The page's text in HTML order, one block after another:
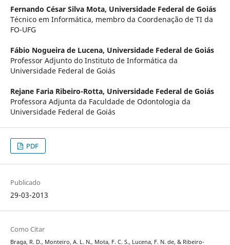
Fernando César Silva Mota, Universidade Federal de Goiás
Técnico em Informática, membro da Coordenação de TI da
FO-UFG
Fábio Nogueira de Lucena, Universidade Federal de Goiás
Professor Adjunto do Instituto de Informática da
Universidade Federal de Goiás
Rejane Faria Ribeiro-Rotta, Universidade Federal de Goiás
Professora Adjunta da Faculdade de Odontologia da
Universidade Federal de Goiás
PDF
Publicado
29-03-2013
Como Citar
Braga, R. D., Monteiro, A. L. N., Mota, F. C. S., Lucena, F. N. de, & Ribeiro-